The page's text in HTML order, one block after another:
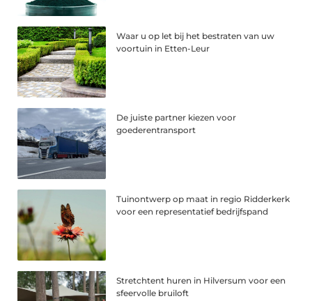
Waar u op let bij het bestraten van uw
voortuin in Etten-Leur
De juiste partner kiezen voor
goederentransport
Tuinontwerp op maat in regio Ridderkerk
voor een representatief bedrijfspand
Stretchtent huren in Hilversum voor een
sfeervolle bruiloft